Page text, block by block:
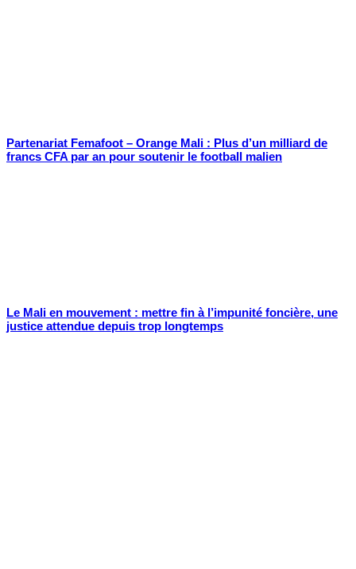
Partenariat Femafoot – Orange Mali : Plus d’un milliard de
francs CFA par an pour soutenir le football malien
Le Mali en mouvement : mettre fin à l’impunité foncière, une
justice attendue depuis trop longtemps